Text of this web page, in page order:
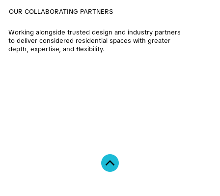
OUR COLLABORATING PARTNERS
Working alongside trusted design and industry partners
to deliver considered residential spaces with greater
depth, expertise, and flexibility.